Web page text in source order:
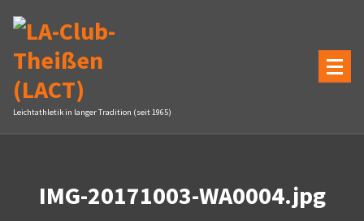
Inhalt
springen
Leichtathletik in langer Tradition (seit 1965)
IMG-20171003-WA0004.jpg